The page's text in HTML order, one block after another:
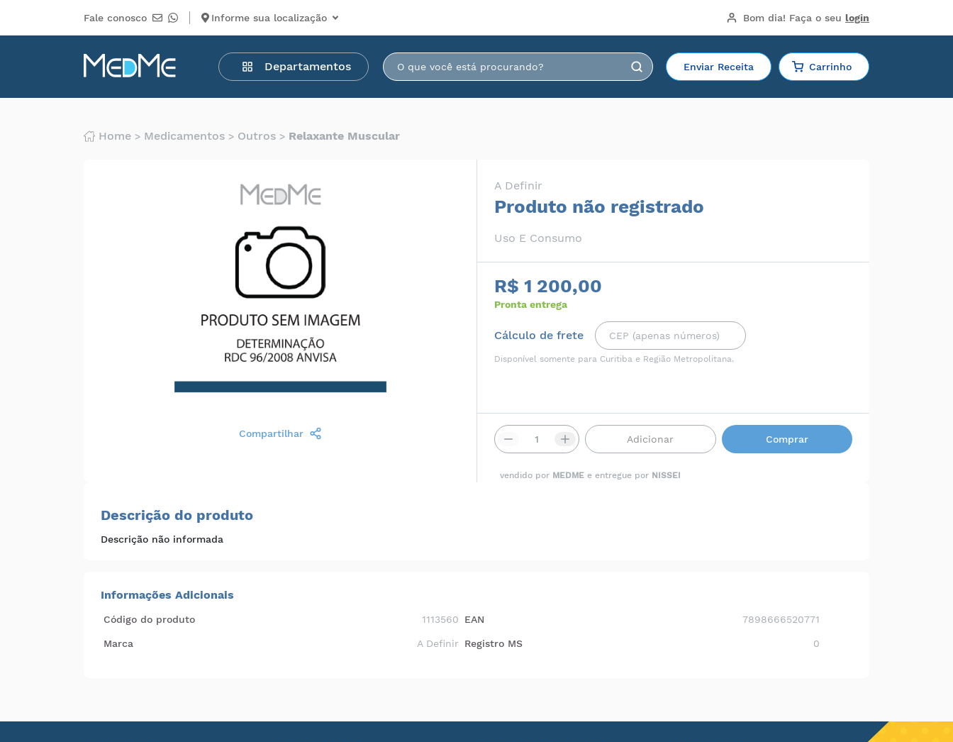
Fale conosco Informe sua localização Bom dia! Faça o seu login
Departamentos Enviar Receita Carrinho
Departamentos
Medicamentos
Higiene
Home Medicamentos Outros Relaxante Muscular
Compartilhar
A Definir
Produto não registrado
Uso E Consumo
R$ 1 200,00
Pronta entrega
Cálculo de frete
Disponível somente para Curitiba e Região Metropolitana.
Adicionar Comprar
vendido por MEDME e entregue por NISSEI
Descrição do produto
Descrição não informada
Informações Adicionais
Código do produto 1113560 EAN 7898666520771
Marca A Definir Registro MS 0